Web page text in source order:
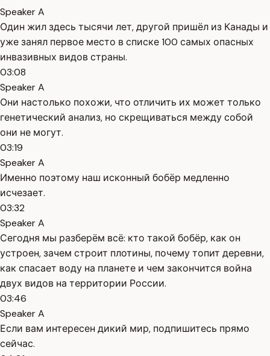
Speaker A
Один жил здесь тысячи лет, другой пришёл из Канады и
уже занял первое место в списке 100 самых опасных
инвазивных видов страны.
03:08
Speaker A
Они настолько похожи, что отличить их может только
генетический анализ, но скрещиваться между собой
они не могут.
03:19
Speaker A
Именно поэтому наш исконный бобёр медленно
исчезает.
03:32
Speaker A
Сегодня мы разберём всё: кто такой бобёр, как он
устроен, зачем строит плотины, почему топит деревни,
как спасает воду на планете и чем закончится война
двух видов на территории России.
03:46
Speaker A
Если вам интересен дикий мир, подпишитесь прямо
сейчас.